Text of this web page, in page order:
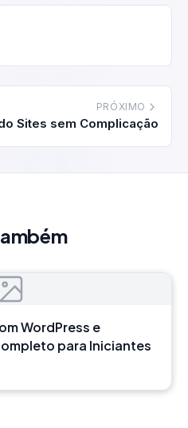
PRÓXIMO
Sites sem Complicação
WordPress e
para Iniciantes